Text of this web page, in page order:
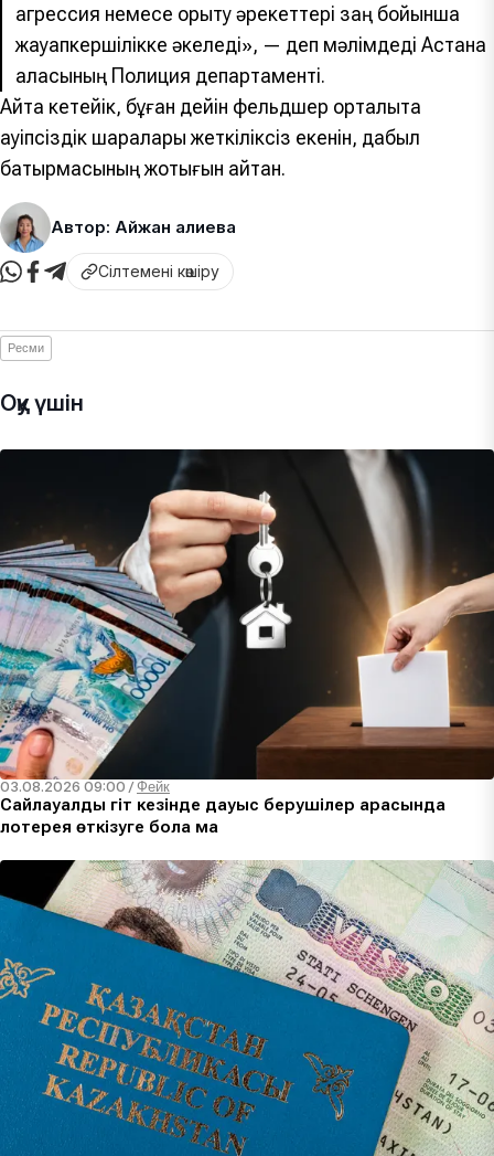
агрессия немесе қорқыту әрекеттері заң бойынша
жауапкершілікке әкеледі», — деп мәлімдеді Астана
қаласының Полиция департаменті.
Айта кетейік, бұған дейін фельдшер орталықта
қауіпсіздік шаралары жеткіліксіз екенін, дабыл
батырмасының жоқтығын айтқан.
Автор: Айжан Қалиева
Сілтемені көшіру
Ресми
Оқу үшін
03.08.2026 09:00 /Фейк
Сайлауалды үгіт кезінде дауыс берушілер арасында
лотерея өткізуге бола ма